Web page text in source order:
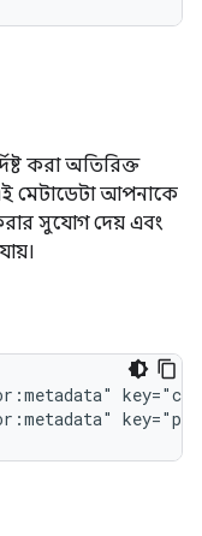
করা অতিরিক্ত
মেটাডেটা আপনাকে
সুযোগ দেয় এবং